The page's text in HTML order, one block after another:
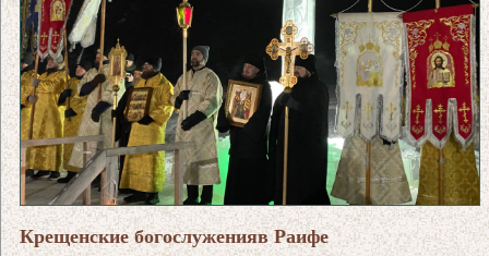
Крещенские богослуженияв Раифе